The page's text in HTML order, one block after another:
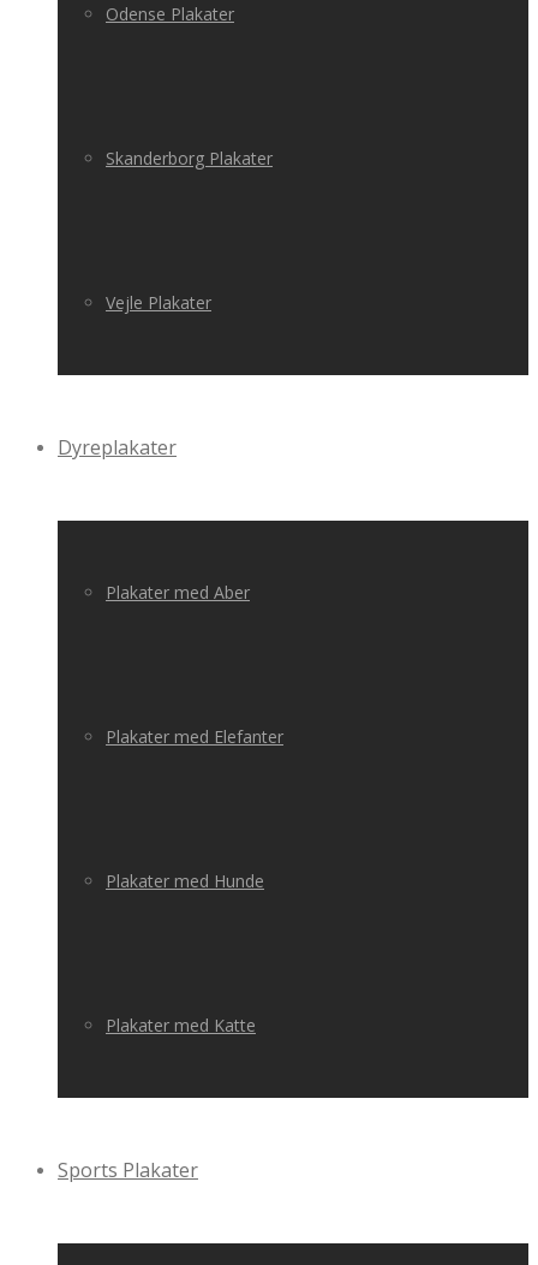
Odense Plakater
Skanderborg Plakater
Vejle Plakater
Dyreplakater
Plakater med Aber
Plakater med Elefanter
Plakater med Hunde
Plakater med Katte
Sports Plakater